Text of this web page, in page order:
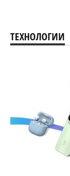
ТЕХНОЛОГИИ